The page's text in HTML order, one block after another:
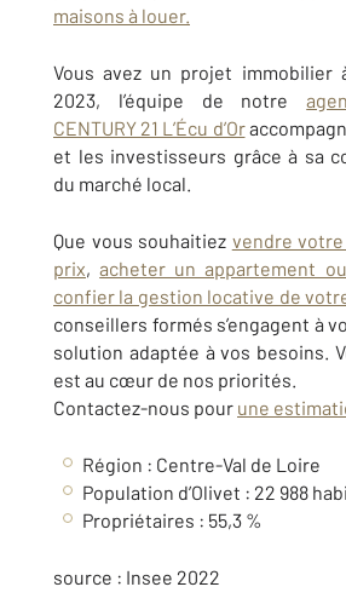
maisons à louer.
Vous avez un projet immobilier
2023, l’équipe de notre
CENTURY 21 L’Écu d’Or
et les investisseurs grâce à sa
du marché local.
Que vous souhaitiez vendre
prix,acheter un appartement
confier la gestion locative de
conseillers formés s’engagent à
solution adaptée à vos besoins. V
est au cœur de nos priorités.
Contactez-nous pour une
Région : Centre-Val de Loire
Population d’Olivet : 22 988
Propriétaires : 55,3 %
source : Insee 2022